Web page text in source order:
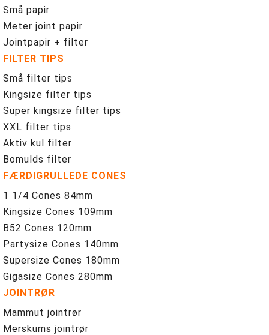
Små papir
Meter joint papir
Jointpapir + filter
FILTER TIPS
Små filter tips
Kingsize filter tips
Super kingsize filter tips
XXL filter tips
Aktiv kul filter
Bomulds filter
FÆRDIGRULLEDE CONES
1 1/4 Cones 84mm
Kingsize Cones 109mm
B52 Cones 120mm
Partysize Cones 140mm
Supersize Cones 180mm
Gigasize Cones 280mm
JOINTRØR
Mammut jointrør
Merskums jointrør